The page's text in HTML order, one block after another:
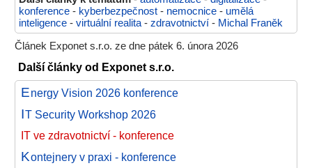
konference - kyberbezpečnost - nemocnice - umělá
inteligence - virtuální realita - zdravotnictví - Michal Franěk
Článek Exponet s.r.o. ze dne pátek 6. února 2026
Další články od Exponet s.r.o.
Energy Vision 2026 konference
IT Security Workshop 2026
IT ve zdravotnictví - konference
Kontejnery v praxi - konference